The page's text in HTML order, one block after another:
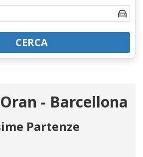
CERCA
- Barcellona
Partenze